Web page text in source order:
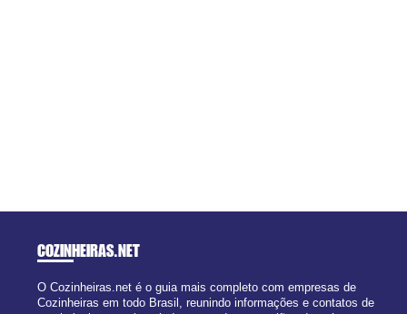
COZINHEIRAS.NET
O Cozinheiras.net é o guia mais completo com empresas de
Cozinheiras em todo Brasil, reunindo informações e contatos de